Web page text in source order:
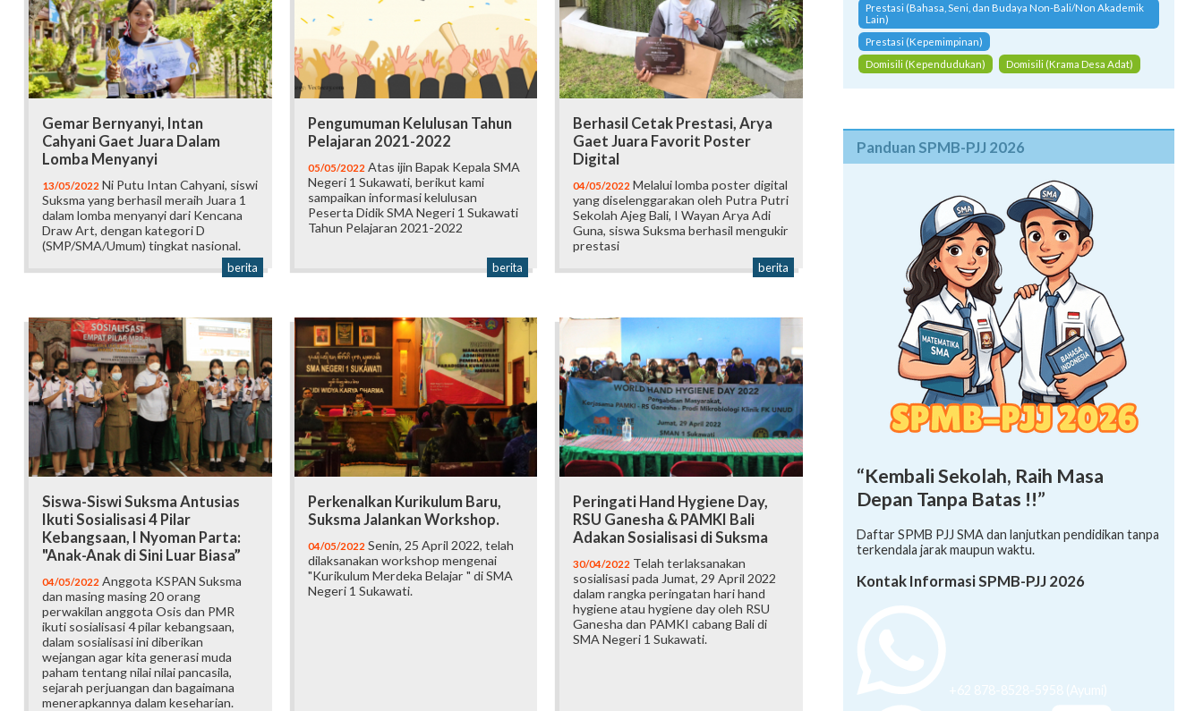
Gemar Bernyanyi, Intan
Cahyani Gaet Juara Dalam
Lomba Menyanyi
13/05/2022 Ni Putu Intan Cahyani, siswi
Suksma yang berhasil meraih Juara 1
dalam lomba menyanyi dari Kencana
Draw Art, dengan kategori D
(SMP/SMA/Umum) tingkat nasional.
berita
Pengumuman Kelulusan Tahun
Pelajaran 2021-2022
05/05/2022 Atas ijin Bapak Kepala SMA
Negeri 1 Sukawati, berikut kami
sampaikan informasi kelulusan
Peserta Didik SMA Negeri 1 Sukawati
Tahun Pelajaran 2021-2022
berita
Berhasil Cetak Prestasi, Arya
Gaet Juara Favorit Poster
Digital
04/05/2022 Melalui lomba poster digital
yang diselenggarakan oleh Putra Putri
Sekolah Ajeg Bali, I Wayan Arya Adi
Guna, siswa Suksma berhasil mengukir
prestasi
berita
Siswa-Siswi Suksma Antusias
Ikuti Sosialisasi 4 Pilar
Kebangsaan, I Nyoman Parta:
"Anak-Anak di Sini Luar Biasa”
04/05/2022 Anggota KSPAN Suksma
dan masing masing 20 orang
perwakilan anggota Osis dan PMR
ikuti sosialisasi 4 pilar kebangsaan,
dalam sosialisasi ini diberikan
wejangan agar kita generasi muda
paham tentang nilai nilai pancasila,
sejarah perjuangan dan bagaimana
menerapkannya dalam keseharian.
Perkenalkan Kurikulum Baru,
Suksma Jalankan Workshop.
04/05/2022 Senin, 25 April 2022, telah
dilaksanakan workshop mengenai
"Kurikulum Merdeka Belajar " di SMA
Negeri 1 Sukawati.
Peringati Hand Hygiene Day,
RSU Ganesha & PAMKI Bali
Adakan Sosialisasi di Suksma
30/04/2022 Telah terlaksanakan
sosialisasi pada Jumat, 29 April 2022
dalam rangka peringatan hari hand
hygiene atau hygiene day oleh RSU
Ganesha dan PAMKI cabang Bali di
SMA Negeri 1 Sukawati.
Prestasi (Bahasa, Seni, dan Budaya Non-Bali/Non Akademik
Lain)
Prestasi (Kepemimpinan)
Domisili (Kependudukan)
Domisili (Krama Desa Adat)
Panduan SPMB-PJJ 2026
“Kembali Sekolah, Raih Masa
Depan Tanpa Batas !!”
Daftar SPMB PJJ SMA dan lanjutkan pendidikan tanpa
terkendala jarak maupun waktu.
Kontak Informasi SPMB-PJJ 2026
+62 878-8528-5958 (Ayumi)